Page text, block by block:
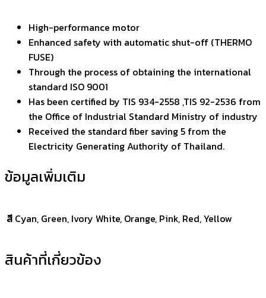
High-performance motor
Enhanced safety with automatic shut-off (THERMO
FUSE)
Through the process of obtaining the international
standard ISO 9001
Has been certified by TIS 934-2558 ,TIS 92-2536 from
the Office of Industrial Standard Ministry of industry
Received the standard fiber saving 5 from the
Electricity Generating Authority of Thailand.
ข้อมูลเพิ่มเติม
สี Cyan, Green, Ivory White, Orange, Pink, Red, Yellow
สินค้าที่เกี่ยวข้อง